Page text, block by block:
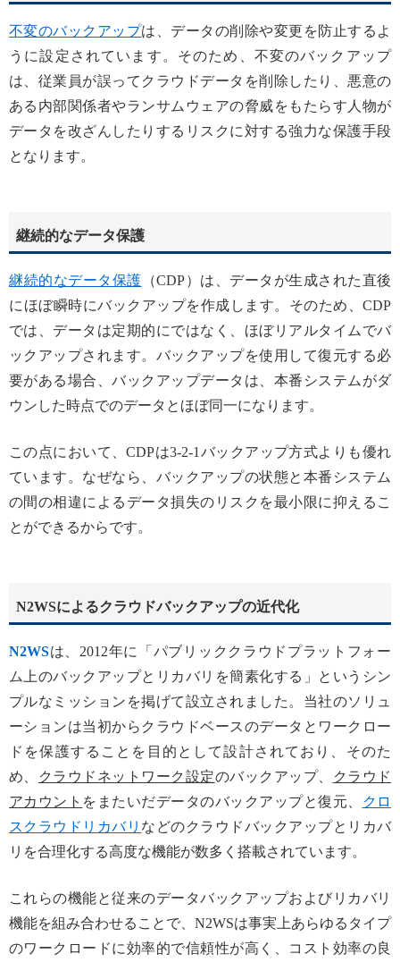
不変のバックアップは、データの削除や変更を防止するよ
うに設定されています。そのため、不変のバックアップ
は、従業員が誤ってクラウドデータを削除したり、悪意の
ある内部関係者やランサムウェアの脅威をもたらす人物が
データを改ざんしたりするリスクに対する強力な保護手段
となります。
継続的なデータ保護
継続的なデータ保護 （CDP）は、データが生成された直後
にほぼ瞬時にバックアップを作成します。そのため、CDP
では、データは定期的にではなく、ほぼリアルタイムでバ
ックアップされます。バックアップを使用して復元する必
要がある場合、バックアップデータは、本番システムがダ
ウンした時点でのデータとほぼ同一になります。
この点において、CDPは3-2-1バックアップ方式よりも優れ
ています。なぜなら、バックアップの状態と本番システム
の間の相違によるデータ損失のリスクを最小限に抑えるこ
とができるからです。
N2WSによるクラウドバックアップの近代化
N2WSは、2012年に「パブリッククラウドプラットフォー
ム上のバックアップとリカバリを簡素化する」というシン
プルなミッションを掲げて設立されました。当社のソリュ
ーションは当初からクラウドベースのデータとワークロー
ドを保護することを目的として設計されており、そのた
め、
クラウドネットワーク設定のバックアップ、
クラウド
アカウント をまたいだデータのバックアップと復元、
クロ
スクラウドリカバリ などのクラウドバックアップとリカバ
リを合理化する高度な機能が数多く搭載されています。
これらの機能と従来のデータバックアップおよびリカバリ
機能を組み合わせることで、N2WSは事実上あらゆるタイプ
のワークロードに効率的で信頼性が高く、コスト効率の良